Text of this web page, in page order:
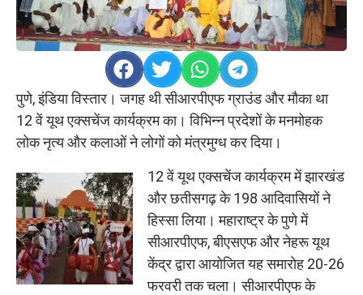
पुणे, इंडिया विस्तार। जगह थी सीआरपीएफ ग्राउंड और मौका था
12 वें यूथ एक्सचेंज कार्यक्रम का। विभिन्न प्रदेशों के मनमोहक
लोक नृत्य और कलाओं ने लोगों को मंत्रमुग्ध कर दिया।
12 वें यूथ एक्सचेंज कार्यक्रम में झारखंड
और छतीसगढ़ के 198 आदिवासियों ने
हिस्सा लिया। महाराष्ट्र के पुणे में
सीआरपीएफ, बीएसएफ और नेहरू यूथ
केंद्र द्वारा आयोजित यह समारोह 20-26
फरवरी तक चला। सीआरपीएफ के